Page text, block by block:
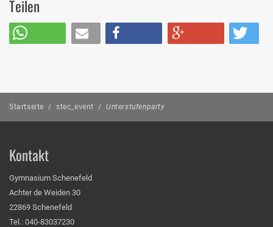
Teilen
Startseite / stec_event / Unterstufenparty
Kontakt
Gymnasium Schenefeld
Achter de Weiden 30
22869 Schenefeld
Tel.: 040-83037230